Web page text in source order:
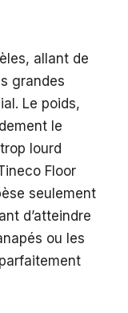
allant de
grandes
Le poids,
le
lourd
Floor
seulement
d’atteindre
ou les